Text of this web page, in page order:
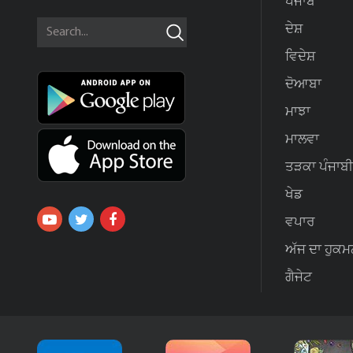
ਦੇਸ਼
ਵਿਦੇਸ਼
ਦੋਆਬਾ
ਮਾਝਾ
ਮਾਲਵਾ
ਤੜਕਾ ਪੰਜਾਬੀ
ਖੇਡ
ਵਪਾਰ
ਅੱਜ ਦਾ
ਗੈਜੇਟ